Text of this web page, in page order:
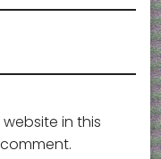
in this